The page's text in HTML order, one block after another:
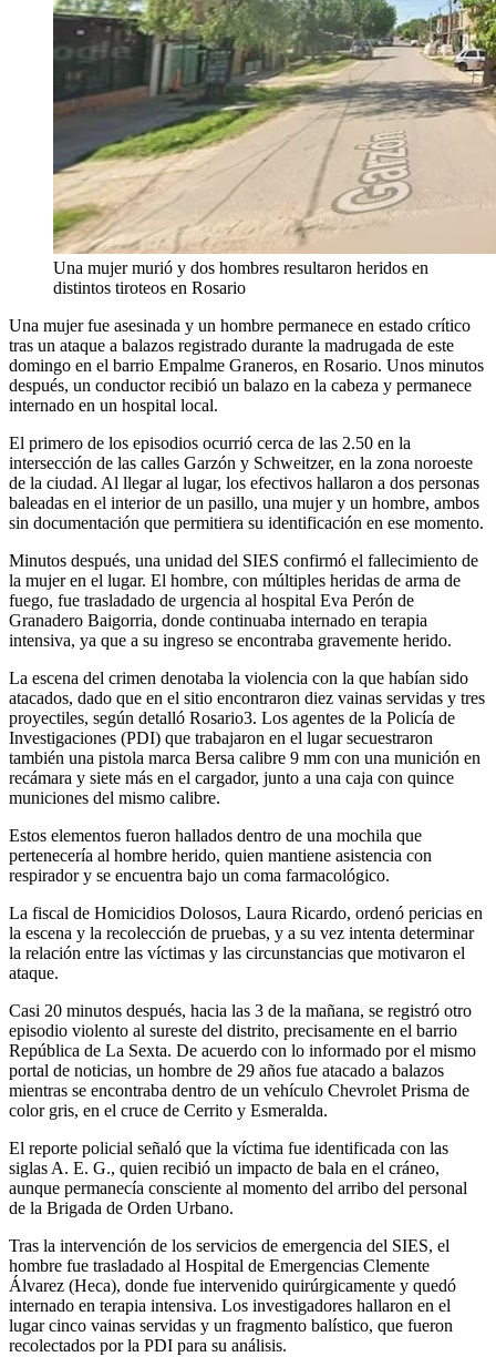
Una mujer murió y dos hombres resultaron heridos en
distintos tiroteos en Rosario
Una mujer fue asesinada y un hombre permanece en estado crítico
tras un ataque a balazos registrado durante la madrugada de este
domingo en el barrio Empalme Graneros, en Rosario. Unos minutos
después, un conductor recibió un balazo en la cabeza y permanece
internado en un hospital local.
El primero de los episodios ocurrió cerca de las 2.50 en la
intersección de las calles Garzón y Schweitzer, en la zona noroeste
de la ciudad. Al llegar al lugar, los efectivos hallaron a dos personas
baleadas en el interior de un pasillo, una mujer y un hombre, ambos
sin documentación que permitiera su identificación en ese momento.
Minutos después, una unidad del SIES confirmó el fallecimiento de
la mujer en el lugar. El hombre, con múltiples heridas de arma de
fuego, fue trasladado de urgencia al hospital Eva Perón de
Granadero Baigorria, donde continuaba internado en terapia
intensiva, ya que a su ingreso se encontraba gravemente herido.
La escena del crimen denotaba la violencia con la que habían sido
atacados, dado que en el sitio encontraron diez vainas servidas y tres
proyectiles, según detalló Rosario3. Los agentes de la Policía de
Investigaciones (PDI) que trabajaron en el lugar secuestraron
también una pistola marca Bersa calibre 9 mm con una munición en
recámara y siete más en el cargador, junto a una caja con quince
municiones del mismo calibre.
Estos elementos fueron hallados dentro de una mochila que
pertenecería al hombre herido, quien mantiene asistencia con
respirador y se encuentra bajo un coma farmacológico.
La fiscal de Homicidios Dolosos, Laura Ricardo, ordenó pericias en
la escena y la recolección de pruebas, y a su vez intenta determinar
la relación entre las víctimas y las circunstancias que motivaron el
ataque.
Casi 20 minutos después, hacia las 3 de la mañana, se registró otro
episodio violento al sureste del distrito, precisamente en el barrio
República de La Sexta. De acuerdo con lo informado por el mismo
portal de noticias, un hombre de 29 años fue atacado a balazos
mientras se encontraba dentro de un vehículo Chevrolet Prisma de
color gris, en el cruce de Cerrito y Esmeralda.
El reporte policial señaló que la víctima fue identificada con las
siglas A. E. G., quien recibió un impacto de bala en el cráneo,
aunque permanecía consciente al momento del arribo del personal
de la Brigada de Orden Urbano.
Tras la intervención de los servicios de emergencia del SIES, el
hombre fue trasladado al Hospital de Emergencias Clemente
Álvarez (Heca), donde fue intervenido quirúrgicamente y quedó
internado en terapia intensiva. Los investigadores hallaron en el
lugar cinco vainas servidas y un fragmento balístico, que fueron
recolectados por la PDI para su análisis.